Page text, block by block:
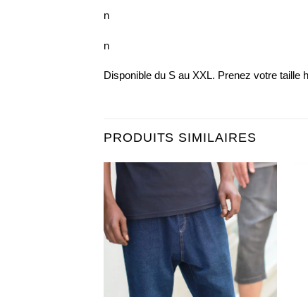
n
n
Disponible du S au XXL. Prenez votre taille
PRODUITS SIMILAIRES